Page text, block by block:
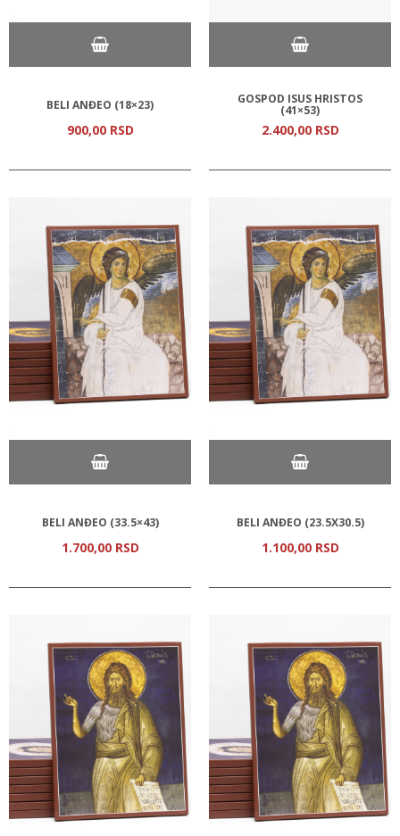
BELI ANĐEO (18×23)
900,00 RSD
GOSPOD ISUS HRISTOS
(41×53)
2.400,00 RSD
BELI ANĐEO (33.5×43)
1.700,00 RSD
BELI ANĐEO (23.5Х30.5)
1.100,00 RSD